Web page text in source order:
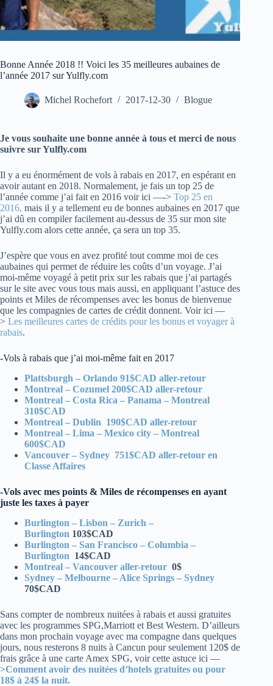
Bonne Année 2018 !! Voici les 35 meilleures aubaines de
l’année 2017 sur Yulfly.com
Michel Rochefort 2017-12-30 Blogue
Je vous souhaite une bonne année à tous et merci de nous
suivre sur Yulfly.com
Il y a eu énormément de vols à rabais en 2017, en espérant en
avoir autant en 2018. Normalement, je fais un top 25 de
l’année comme j’ai fait en 2016 voir ici —-> Top 25 en
2016, mais il y a tellement eu de bonnes aubaines en 2017 que
j’ai dû en compiler facilement au-dessus de 35 sur mon site
Yulfly.com alors cette année, ça sera un top 35.
J’espère que vous en avez profité tout comme moi de ces
aubaines qui permet de réduire les coûts d’un voyage. J’ai
moi-même voyagé à petit prix sur les rabais que j’ai partagés
sur le site avec vous tous mais aussi, en appliquant l’astuce des
points et Miles de récompenses avec les bonus de bienvenue
que les compagnies de cartes de crédit donnent. Voir ici —
> Les meilleures cartes de crédits pour les bonus et voyager à
rabais.
-Vols à rabais que j’ai moi-même fait en 2017
Plattsburgh – Orlando 91$CAD aller-retour
Montreal – Cozumel 200$CAD aller-retour
Montreal – Costa Rica – Panama – Montreal
310$CAD
Montreal – Dublin 190$CAD aller-retour
Montreal – Lima – Mexico city – Montreal
600$CAD
Vancouver – Sydney 751$CAD aller-retour en
Classe Affaires
-Vols avec mes points & Miles de récompenses en ayant
juste les taxes à payer
Burlington – Lisbon – Zurich –
Burlington 103$CAD
Burlington – San Francisco – Columbia –
Burlington 14$CAD
Montreal – Vancouver aller-retour 0$
Sydney – Melbourne – Alice Springs – Sydney
70$CAD
Sans compter de nombreux nuitées à rabais et aussi gratuites
avec les programmes SPG,Marriott et Best Western. D’ailleurs
dans mon prochain voyage avec ma compagne dans quelques
jours, nous resterons 8 nuits à Cancun pour seulement 120$ de
frais grâce à une carte Amex SPG, voir cette astuce ici —
>Comment avoir des nuitées d’hotels gratuites ou pour
18$ à 24$ la nuit.